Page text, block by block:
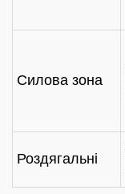
Силова зона
Роздягальні